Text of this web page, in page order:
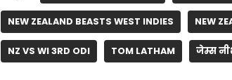
NEW ZEALAND BEASTS WEST INDIES NEW
NZ VS WI 3RD ODI TOM LATHAM जेम्स